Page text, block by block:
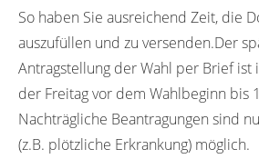
So haben Sie ausreichend Zeit, die
auszufüllen und zu versenden.Der
Antragstellung der Wahl per Brief ist
der Freitag vor dem Wahlbeginn bis
Nachträgliche Beantragungen sind
(z.B. plötzliche Erkrankung) möglich.